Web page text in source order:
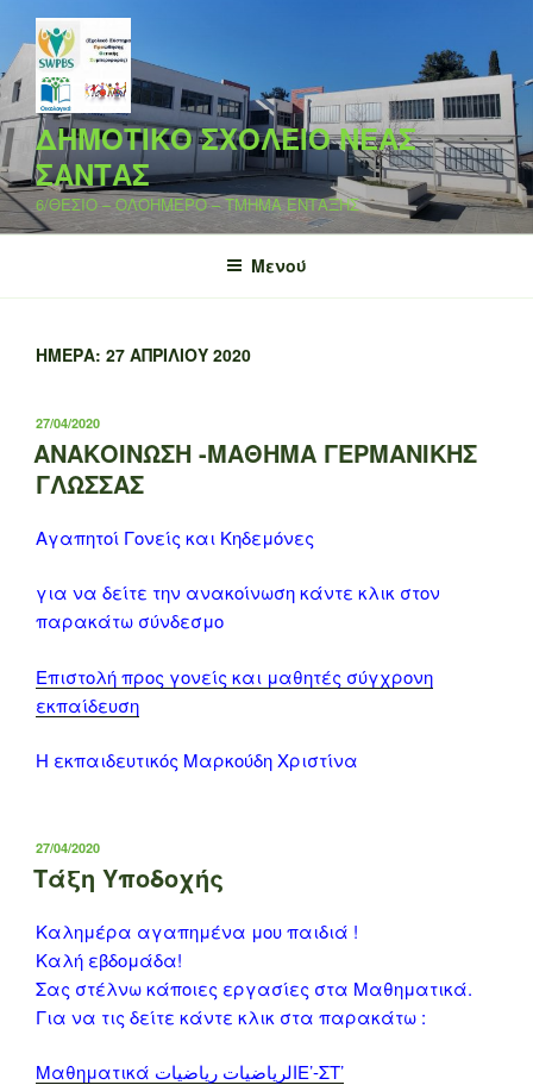
Μετάβαση
στο
περιεχόμενο
ΔΗΜΟΤΙΚΟ ΣΧΟΛΕΙΟ ΝΕΑΣ
ΣΑΝΤΑΣ
6/ΘΕΣΙΟ – ΟΛΟΗΜΕΡΟ – ΤΜΗΜΑ ΕΝΤΑΞΗΣ
Μενού
ΗΜΈΡΑ: 27 ΑΠΡΙΛΊΟΥ 2020
ΔΗΜΟΣΙΕΎΤΗΚΕ
ΣΤΙΣ
27/04/2020
ΑΝΑΚΟΙΝΩΣΗ -ΜΑΘΗΜΑ ΓΕΡΜΑΝΙΚΗΣ
ΓΛΩΣΣΑΣ
Αγαπητοί Γονείς και Κηδεμόνες
για να δείτε την ανακοίνωση κάντε κλικ στον
παρακάτω σύνδεσμο
Επιστολή προς γονείς και μαθητές σύγχρονη
εκπαίδευση
Η εκπαιδευτικός Μαρκούδη Χριστίνα
ΔΗΜΟΣΙΕΎΤΗΚΕ
ΣΤΙΣ
27/04/2020
Τάξη Υποδοχής
Καλημέρα αγαπημένα μου παιδιά !
Καλή εβδομάδα!
Σας στέλνω κάποιες εργασίες στα Μαθηματικά.
Για να τις δείτε κάντε κλικ στα παρακάτω :
Μαθηματικά الرياضيات ریاضیاتΕ’-ΣΤ’